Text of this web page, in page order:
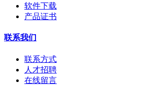
软件下载
产品证书
联系我们
联系方式
人才招聘
在线留言